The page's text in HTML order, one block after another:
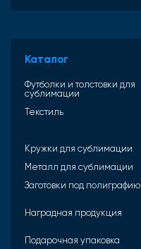
Каталог
Футболки и толстовки для
сублимации
Текстиль
Кружки для сублимации
Металл для сублимации
Заготовки под полиграфию
Наградная продукция
Подарочная упаковка